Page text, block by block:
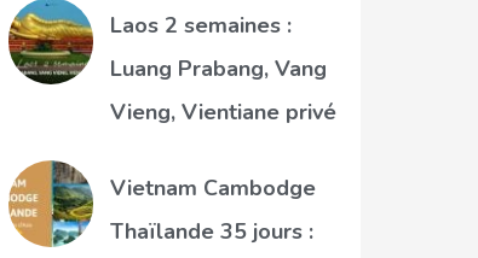
Laos 2 semaines :
Luang Prabang, Vang
Vieng, Vientiane privé
Vietnam Cambodge
Thaïlande 35 jours :